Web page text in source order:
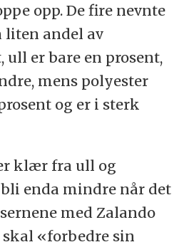
opp. De fire nevnte
liten andel av
ull er bare en prosent,
mens polyester
og er i sterk
klær fra ull og
enda mindre når det
med Zalando
«forbedre sin